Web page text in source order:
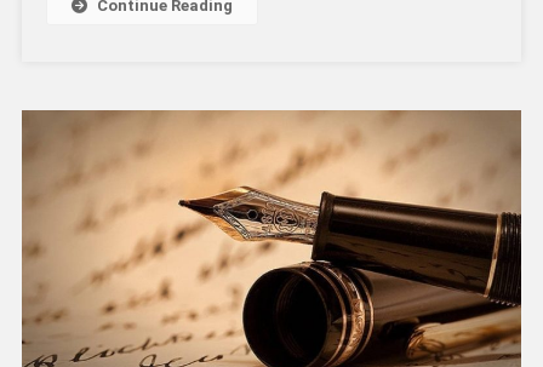
Continue Reading